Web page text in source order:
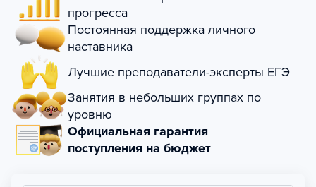
прогресса
Постоянная поддержка личного
наставника
Лучшие преподаватели-эксперты ЕГЭ
Занятия в небольших группах по
уровню
Официальная гарантия
поступления на бюджет